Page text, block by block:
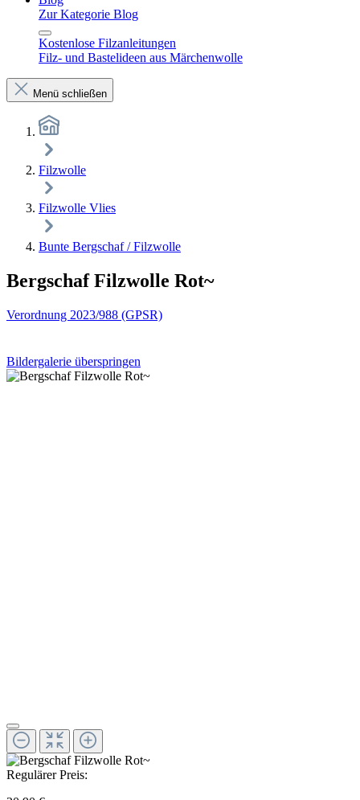
Zur Kategorie Blog
Kostenlose Filzanleitungen
Filz- und Bastelideen aus Märchenwolle
Menü schließen
Filzwolle
Filzwolle Vlies
Bunte Bergschaf / Filzwolle
Bergschaf Filzwolle Rot~
Verordnung 2023/988 (GPSR)
Bildergalerie überspringen
Regulärer Preis: